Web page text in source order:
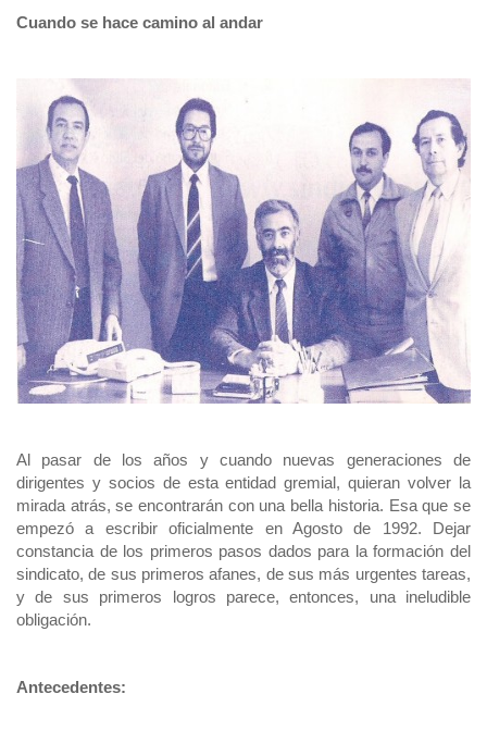
Cuando se hace camino al andar
Al pasar de los años y cuando nuevas generaciones de
dirigentes y socios de esta entidad gremial, quieran volver la
mirada atrás, se encontrarán con una bella historia. Esa que se
empezó a escribir oficialmente en Agosto de 1992. Dejar
constancia de los primeros pasos dados para la formación del
sindicato, de sus primeros afanes, de sus más urgentes tareas,
y de sus primeros logros parece, entonces, una ineludible
obligación.
Antecedentes: